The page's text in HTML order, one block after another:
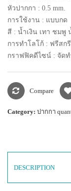
หัวปากกา : 0.5 mm.
การใช้งาน : แบบกด
สี : น้ำเงิน เทา ชมพู
การทำโลโก้ : ฟรีสกรี
กราฟฟิคดีไซน์ : จัดท
Compare
Category: ปากกา
DESCRIPTION